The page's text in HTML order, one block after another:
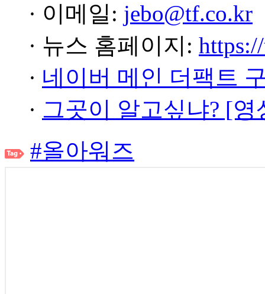
· 이메일: jebo@tf.co.kr
· 뉴스 홈페이지:
· 네이버 메인 더팩트
· 그곳이 알고싶냐? [
#올아워즈